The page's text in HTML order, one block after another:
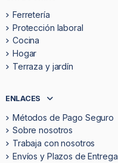
Ferretería
Protección laboral
Cocina
Hogar
Terraza y jardín
ENLACES
Métodos de Pago Seguro
Sobre nosotros
Trabaja con nosotros
Envíos y Plazos de Entrega